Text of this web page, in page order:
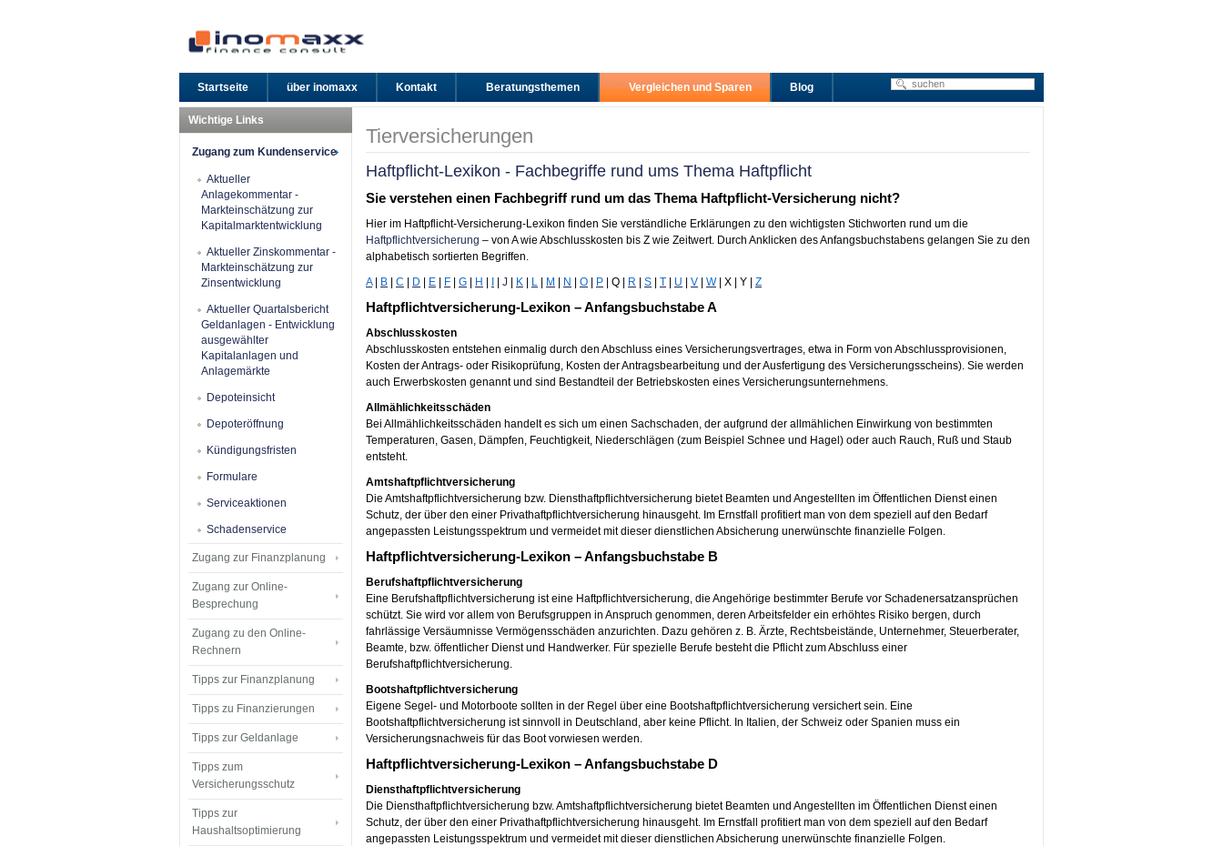
Startseite über inomaxx Kontakt Beratungsthemen Vergleichen und Sparen Blog
Tierversicherungen
Haftpflicht-Lexikon - Fachbegriffe rund ums Thema Haftpflicht
Sie verstehen einen Fachbegriff rund um das Thema Haftpflicht-Versicherung nicht?
Hier im Haftpflicht-Versicherung-Lexikon finden Sie verständliche Erklärungen zu den wichtigsten Stichworten rund um die
Haftpflichtversicherung – von A wie Abschlusskosten bis Z wie Zeitwert. Durch Anklicken des Anfangsbuchstabens gelangen Sie zu den
alphabetisch sortierten Begriffen.
A| B C D E F G H J K L M N O P | Q | R S T U V W| X | Y | Z
Haftpflichtversicherung-Lexikon – Anfangsbuchstabe A
Abschlusskosten
Abschlusskosten entstehen einmalig durch den Abschluss eines Versicherungsvertrages, etwa in Form von Abschlussprovisionen,
Kosten der Antrags- oder Risikoprüfung, Kosten der Antragsbearbeitung und der Ausfertigung des Versicherungsscheins). Sie werden
auch Erwerbskosten genannt und sind Bestandteil der Betriebskosten eines Versicherungsunternehmens.
Allmählichkeitsschäden
Bei Allmählichkeitsschäden handelt es sich um einen Sachschaden, der aufgrund der allmählichen Einwirkung von bestimmten
Temperaturen, Gasen, Dämpfen, Feuchtigkeit, Niederschlägen (zum Beispiel Schnee und Hagel) oder auch Rauch, Ruß und Staub
entsteht.
Amtshaftpflichtversicherung
Die Amtshaftpflichtversicherung bzw. Diensthaftpflichtversicherung bietet Beamten und Angestellten im Öffentlichen Dienst einen
Schutz, der über den einer Privathaftpflichtversicherung hinausgeht. Im Ernstfall profitiert man von dem speziell auf den Bedarf
angepassten Leistungsspektrum und vermeidet mit dieser dienstlichen Absicherung unerwünschte finanzielle Folgen.
Haftpflichtversicherung-Lexikon – Anfangsbuchstabe B
Berufshaftpflichtversicherung
Eine Berufshaftpflichtversicherung ist eine Haftpflichtversicherung, die Angehörige bestimmter Berufe vor Schadenersatzansprüchen
schützt. Sie wird vor allem von Berufsgruppen in Anspruch genommen, deren Arbeitsfelder ein erhöhtes Risiko bergen, durch
fahrlässige Versäumnisse Vermögensschäden anzurichten. Dazu gehören z. B. Ärzte, Rechtsbeistände, Unternehmer, Steuerberater,
Beamte, bzw. öffentlicher Dienst und Handwerker. Für spezielle Berufe besteht die Pflicht zum Abschluss einer
Berufshaftpflichtversicherung.
Bootshaftpflichtversicherung
Eigene Segel- und Motorboote sollten in der Regel über eine Bootshaftpflichtversicherung versichert sein. Eine
Bootshaftpflichtversicherung ist sinnvoll in Deutschland, aber keine Pflicht. In Italien, der Schweiz oder Spanien muss ein
Versicherungsnachweis für das Boot vorwiesen werden.
Haftpflichtversicherung-Lexikon – Anfangsbuchstabe D
Diensthaftpflichtversicherung
Die Diensthaftpflichtversicherung bzw. Amtshaftpflichtversicherung bietet Beamten und Angestellten im Öffentlichen Dienst einen
Schutz, der über den einer Privathaftpflichtversicherung hinausgeht. Im Ernstfall profitiert man von dem speziell auf den Bedarf
angepassten Leistungsspektrum und vermeidet mit dieser dienstlichen Absicherung unerwünschte finanzielle Folgen.
Wichtige Links
Zugang zum Kundenservice
Aktueller
Anlagekommentar -
Markteinschätzung zur
Kapitalmarktentwicklung
Aktueller Zinskommentar -
Markteinschätzung zur
Zinsentwicklung
Aktueller Quartalsbericht
Geldanlagen - Entwicklung
ausgewählter
Kapitalanlagen und
Anlagemärkte
Depoteinsicht
Depoteröffnung
Kündigungsfristen
Formulare
Serviceaktionen
Schadenservice
Zugang zur Finanzplanung
Zugang zur Online-
Besprechung
Zugang zu den Online-
Rechnern
Tipps zur Finanzplanung
Tipps zu Finanzierungen
Tipps zur Geldanlage
Tipps zum
Versicherungsschutz
Tipps zur
Haushaltsoptimierung